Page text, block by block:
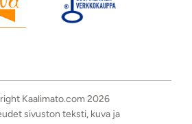
Kaalimato.com 2026
sivuston teksti, kuva ja